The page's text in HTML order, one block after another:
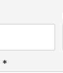
*